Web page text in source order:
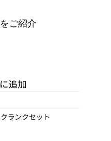
ご紹介
追加
クランクセット